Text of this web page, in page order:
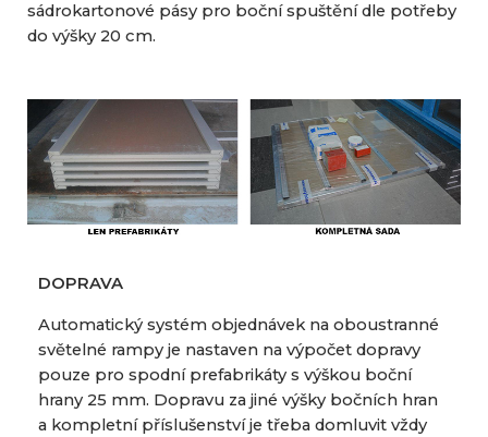
sádrokartonové pásy pro boční spuštění dle potřeby
do výšky 20 cm.
DOPRAVA
Automatický systém objednávek na oboustranné
světelné rampy je nastaven na výpočet dopravy
pouze pro spodní prefabrikáty s výškou boční
hrany 25 mm. Dopravu za jiné výšky bočních hran
a kompletní příslušenství je třeba domluvit vždy